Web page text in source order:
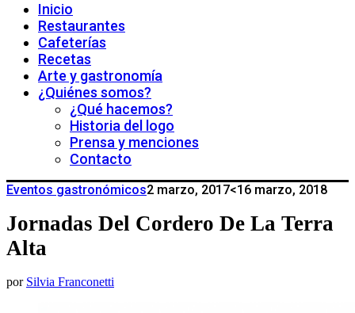
Inicio
Restaurantes
Cafeterías
Recetas
Arte y gastronomía
¿Quiénes somos?
¿Qué hacemos?
Historia del logo
Prensa y menciones
Contacto
Eventos gastronómicos2 marzo, 2017<16 marzo, 2018
Jornadas Del Cordero De La Terra
Alta
por Silvia Franconetti